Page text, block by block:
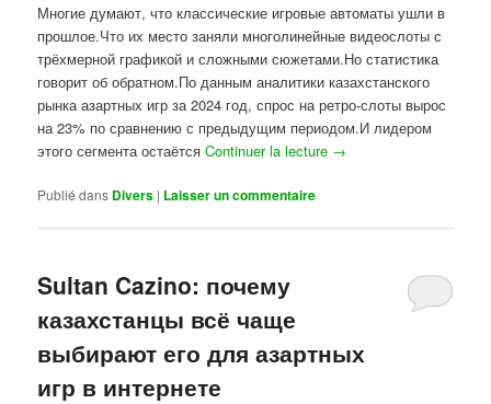
Многие думают, что классические игровые автоматы ушли в
прошлое.Что их место заняли многолинейные видеослоты с
трёхмерной графикой и сложными сюжетами.Но статистика
говорит об обратном.По данным аналитики казахстанского
рынка азартных игр за 2024 год, спрос на ретро-слоты вырос
на 23% по сравнению с предыдущим периодом.И лидером
этого сегмента остаётсяContinuer la lecture →
Publié dans Divers | Laisser un commentaire
Sultan Cazino: почему
казахстанцы всё чаще
выбирают его для азартных
игр в интернете